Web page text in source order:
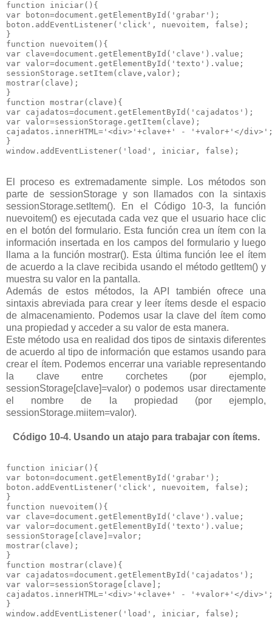
function iniciar(){
var boton=document.getElementById('grabar');
boton.addEventListener('click', nuevoitem, false);
}
function nuevoitem(){
var clave=document.getElementById('clave').value;
var valor=document.getElementById('texto').value;
sessionStorage.setItem(clave,valor);
mostrar(clave);
}
function mostrar(clave){
var cajadatos=document.getElementById('cajadatos');
var valor=sessionStorage.getItem(clave);
cajadatos.innerHTML='<div>'+clave+' - '+valor+'</
}
window.addEventListener('load', iniciar, false);
El proceso es extremadamente simple. Los métodos son
parte de sessionStorage y son llamados con la sintaxis
sessionStorage.setItem(). En el Código 10-3, la función
nuevoitem() es ejecutada cada vez que el usuario hace clic
en el botón del formulario. Esta función crea un ítem con la
información insertada en los campos del formulario y luego
llama a la función mostrar(). Esta última función lee el ítem
de acuerdo a la clave recibida usando el método getItem() y
muestra su valor en la pantalla.
Además de estos métodos, la API también ofrece una
sintaxis abreviada para crear y leer ítems desde el espacio
de almacenamiento. Podemos usar la clave del ítem como
una propiedad y acceder a su valor de esta manera.
Este método usa en realidad dos tipos de sintaxis diferentes
de acuerdo al tipo de información que estamos usando para
crear el ítem. Podemos encerrar una variable representando
la clave entre corchetes (por ejemplo,
sessionStorage[clave]=valor) o podemos usar directamente
el nombre de la propiedad (por ejemplo,
sessionStorage.miitem=valor).
Código 10-4. Usando un atajo para trabajar con ítems.
function iniciar(){
var boton=document.getElementById('grabar');
boton.addEventListener('click', nuevoitem, false);
}
function nuevoitem(){
var clave=document.getElementById('clave').value;
var valor=document.getElementById('texto').value;
sessionStorage[clave]=valor;
mostrar(clave);
}
function mostrar(clave){
var cajadatos=document.getElementById('cajadatos');
var valor=sessionStorage[clave];
cajadatos.innerHTML='<div>'+clave+' - '+valor+'</
}
window.addEventListener('load', iniciar, false);